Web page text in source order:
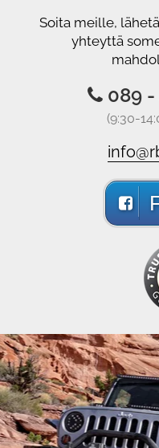
Soita meille,
yhteyttä
089 -
(9:30-